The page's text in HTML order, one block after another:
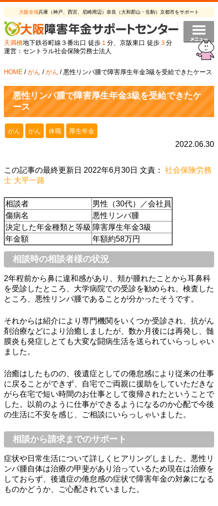
大阪全域兵庫（神戸、西宮、尼崎周辺）奈良（大和郡山・生駒）京都市をサポート
天満橋地下鉄谷町線３番出口 徒歩 １ 分、京阪東口 徒歩 ３ 分
運営：セントラル社会保険労務士法人
HOME / がん / がん / 悪性リンパ腫で障害厚生年金3級を受給できたケース
悪性リンパ腫で障害厚生年金3級を受給できたケ
ース
がん がん 休職 厚生年金
2022.06.30
この記事の最終更新日 2022年6月30日 文責： 社会保険労務
士 大平一路
相談者
男性（30代）／会社員
傷病名
悪性リンパ腫
決定した年金種類と等級 障害厚生年金3級
年金額
年額約58万円
相談時の相談者様の状況
2年程前から鼻に違和感があり、頬が腫れたことから耳鼻科
を受診したところ、大学病院での受診を勧められ、検査した
ところ、悪性リンパ腫であることが分かったそうです。
それからは紹介により専門機関をいくつか受診され、抗がん
剤治療などにより治癒しましたが、数か月後には再発し、髄
膜炎も発症しとても大変な闘病生活を送られていらっしゃい
ました。
治癒はしたものの、後遺症としての倦怠感により従来の仕事
に戻ることができず、自宅でご両親に援助をしていただきな
がら在宅で短い時間のお仕事として復帰されたということで
した。以前のように仕事ができるようになるのか心配で今後
の生活に不安を感じ、ご相談にいらっしゃいました。
相談から請求までのサポート
症状や日常生活について詳しくヒアリングしました。悪性リ
ンパ腫自体は治療の甲斐があり治っているため現在は治療を
しておらず、後遺症の倦怠感の症状で障害年金の対象になる
ものかどうか、ご心配されていました。